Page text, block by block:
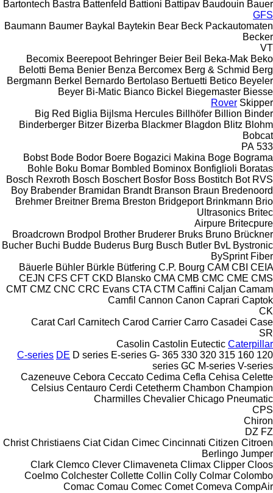
Bartontech Bastra Battenfeld Battioni Battipav Baudouin Bauer
GFS
Baumann Baumer Baykal Baytekin Bear Beck Packautomaten
Becker
VT
Becomix Beerepoot Behringer Beier Beil Beka-Mak Beko
Belotti Bema Benier Benza Bercomex Berg & Schmid Berg
Bergmann Berkel Bernardo Bertolaso Bertuetti Betico Beyeler
Beyer Bi-Matic Bianco Bickel Biegemaster Biesse
Rover Skipper
Big Red Biglia Bijlsma Hercules Billhöfer Billion Binder
Binderberger Bitzer Bizerba Blackmer Blagdon Blitz Blohm
Bobcat
533
PA
Bobst Bode Bodor Boere Bogazici Makina Boge Bograma
Bohle Boku Bomar Bombled Bominox Bonfiglioli Boratas
Bosch Rexroth Bosch Boschert Bosfor Boss Bostitch Bot RVS
Boy Brabender Bramidan Brandt Branson Braun Bredenoord
Brehmer Breitner Brema Breston Bridgeport Brinkmann Brio
Ultrasonics Britec
Airpure Britecpure
Broadcrown Brodpol Brother Bruderer Bruks Bruno Brückner
Bucher Buchi Budde Buderus Burg Busch Butler BvL Bystronic
BySprint Fiber
Bäuerle Bühler Bürkle Bütfering C.P. Bourg CAM CBI CEIA
CEJN CFS CFT CKD Blansko CMA CMB CMC CME CMS
CMT CMZ CNC CRC Evans CTA CTM Caffini Caljan Camam
Camfil Cannon Canon Caprari Captok
CK
Carat Carl Carnitech Carod Carrier Carro Casadei Case
SR
Casolin Castolin Eutectic Caterpillar
120
160
315
320
330
365
C-series DE D series E-series G-
series GC M-series V-series
Cazeneuve Cebora Ceccato Cedima Cefla Cehisa Celette
Celsius Centauro Cerdi Cetetherm Chambon Champion
Charmilles Chevalier Chicago Pneumatic
CPS
Chiron
DZ FZ
Christ Christiaens Ciat Cidan Cimec Cincinnati Citizen Citroen
Berlingo Jumper
Clark Clemco Clever Climaveneta Climax Clipper Cloos
Coelmo Colchester Collette Collin Colly Colmar Colombo
Comac Comau Comec Comet Comeva CompAir